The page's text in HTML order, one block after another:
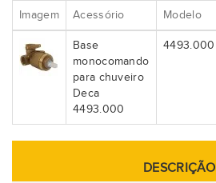
Imagem Acessório Modelo
Base
monocomando
para chuveiro
Deca
4493.000
4493.000
DESCRIÇÃO